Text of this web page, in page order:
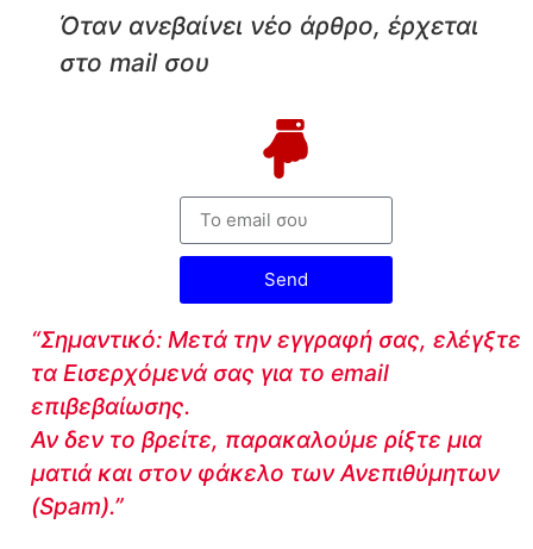
Όταν ανεβαίνει νέο άρθρο, έρχεται
στο mail σου
Send
“Σημαντικό: Μετά την εγγραφή σας, ελέγξτε
τα Εισερχόμενά σας για το email
επιβεβαίωσης.
Αν δεν το βρείτε, παρακαλούμε ρίξτε μια
ματιά και στον φάκελο των Ανεπιθύμητων
(Spam).”